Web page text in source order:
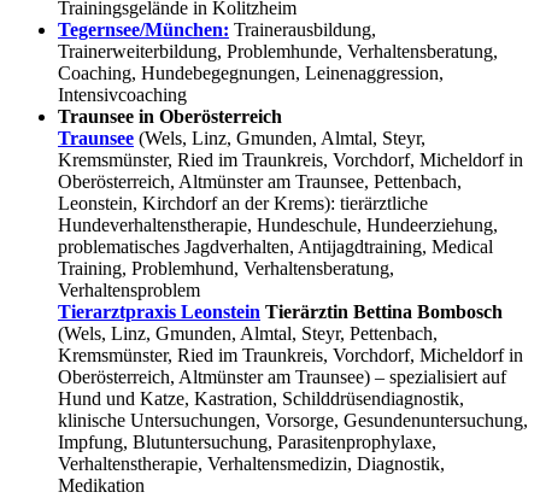
Trainingsgelände in Kolitzheim
Tegernsee/München: Trainerausbildung,
Trainerweiterbildung, Problemhunde, Verhaltensberatung,
Coaching, Hundebegegnungen, Leinenaggression,
Intensivcoaching
Traunsee in Oberösterreich
Traunsee (Wels, Linz, Gmunden, Almtal, Steyr,
Kremsmünster, Ried im Traunkreis, Vorchdorf, Micheldorf in
Oberösterreich, Altmünster am Traunsee, Pettenbach,
Leonstein, Kirchdorf an der Krems): tierärztliche
Hundeverhaltenstherapie, Hundeschule, Hundeerziehung,
problematisches Jagdverhalten, Antijagdtraining, Medical
Training, Problemhund, Verhaltensberatung,
Verhaltensproblem
Tierarztpraxis Leonstein Tierärztin Bettina Bombosch
(Wels, Linz, Gmunden, Almtal, Steyr, Pettenbach,
Kremsmünster, Ried im Traunkreis, Vorchdorf, Micheldorf in
Oberösterreich, Altmünster am Traunsee) – spezialisiert auf
Hund und Katze, Kastration, Schilddrüsendiagnostik,
klinische Untersuchungen, Vorsorge, Gesundenuntersuchung,
Impfung, Blutuntersuchung, Parasitenprophylaxe,
Verhaltenstherapie, Verhaltensmedizin, Diagnostik,
Medikation